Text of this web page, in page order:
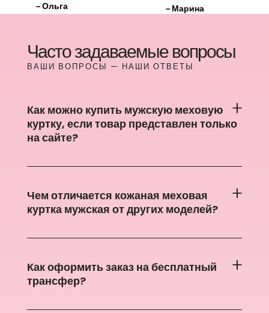
– Ольга – Марина
Часто задаваемые вопросы
ВАШИ ВОПРОСЫ — НАШИ ОТВЕТЫ
Как можно купить мужскую меховую
куртку, если товар представлен только
на сайте?
Чем отличается кожаная меховая
куртка мужская от других моделей?
Как оформить заказ на бесплатный
трансфер?